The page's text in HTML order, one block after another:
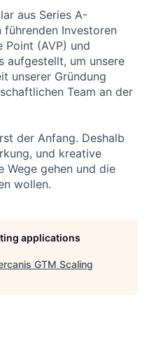
aus Series A-
Investoren
Point (AVP) und
aufgestellt, um unsere
unserer Gründung
Team an der
der Anfang. Deshalb
und kreative
Wege gehen und die
wollen.
applications
GTM Scaling